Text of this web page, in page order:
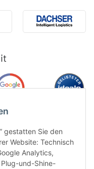
gestatten Sie den
Website: Technisch
Analytics,
und-Shine-